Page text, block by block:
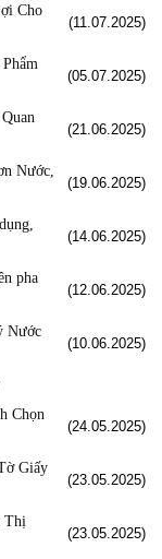
Cho
(11.07.2025)
(05.07.2025)
(21.06.2025)
Nước,
(19.06.2025)
(14.06.2025)
pha
(12.06.2025)
Nước
(10.06.2025)
Chọn
(24.05.2025)
Giấy
(23.05.2025)
Thị
(23.05.2025)